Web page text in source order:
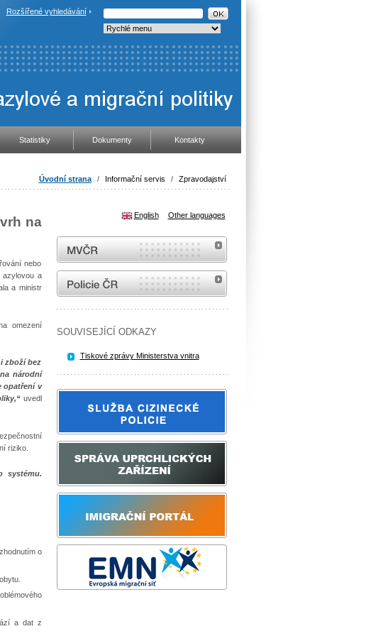
Rozšířené vyhledávání
Statistiky Dokumenty Kontakty
Úvodní strana / Informační servis / Zpravodajství
na
nebo
azylovou a
a ministr
omezení
zboží bez
národní
opatření v
uvedl
riziko.
systému.
o
a dat z
English Other languages
MVČR
internetové stránky Policie ČR
SOUVISEJÍCÍ ODKAZY
Tiskové zprávy Ministerstva vnitra